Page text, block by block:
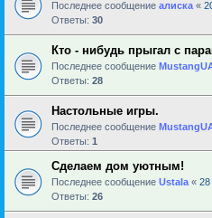
Последнее сообщение алиска «
Ответы: 30
Кто - нибудь прыгал с
Последнее сообщение
Ответы: 28
Настольные игры.
Последнее сообщение
Ответы: 1
Сделаем дом уютным!
Последнее сообщение Ustala « 28
Ответы: 26